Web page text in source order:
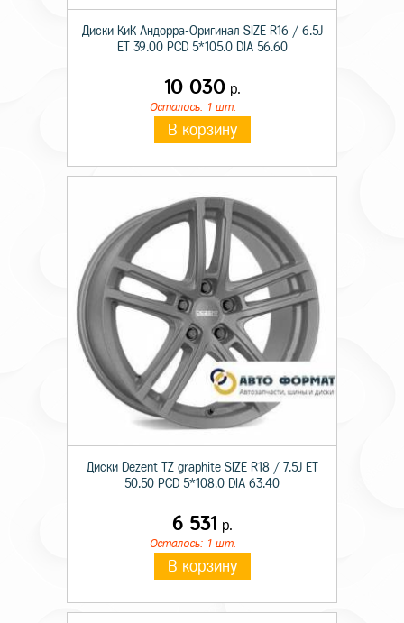
Диски КиК Андорра-Оригинал SIZE R16 / 6.5J
ET 39.00 PCD 5*105.0 DIA 56.60
10 030р.
Осталось: 1 шт.
В корзину
Диски Dezent TZ graphite SIZE R18 / 7.5J ET
50.50 PCD 5*108.0 DIA 63.40
6 531 р.
Осталось: 1 шт.
В корзину